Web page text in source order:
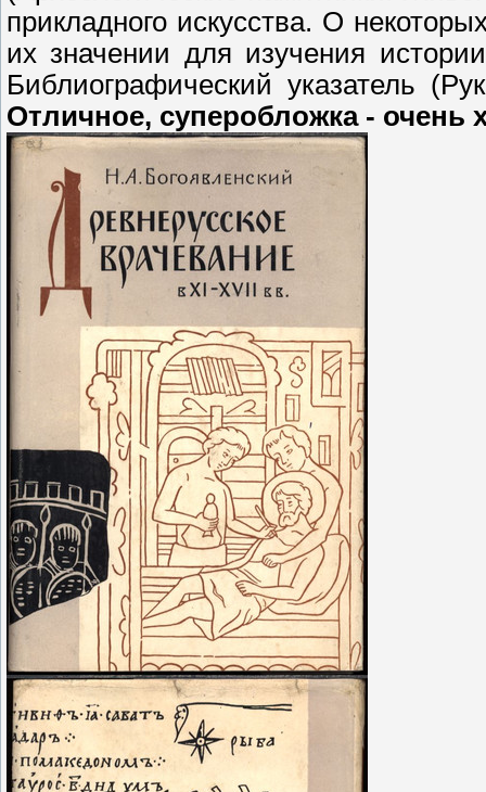
прикладного искусства. О
их значении для изучения
Библиографический указатель
Отличное, суперобложка - очень